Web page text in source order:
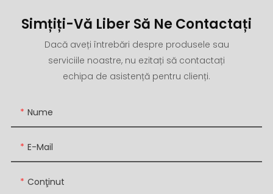
Simțiți-Vă Liber Să Ne Contactați
Dacă aveți întrebări despre produsele sau
serviciile noastre, nu ezitați să contactați
echipa de asistență pentru clienți.
Nume
E-Mail
Conţinut